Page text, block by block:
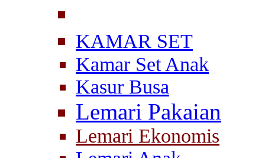
KAMAR SET
Kamar Set Anak
Kasur Busa
Lemari Pakaian
Lemari Ekonomis